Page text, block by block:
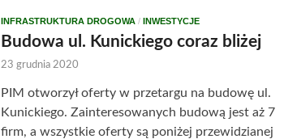
INFRASTRUKTURA DROGOWA / INWESTYCJE
Budowa ul. Kunickiego coraz bliżej
23 grudnia 2020
PIM otworzył oferty w przetargu na budowę ul.
Kunickiego. Zainteresowanych budową jest aż 7
firm, a wszystkie oferty są poniżej przewidzianej